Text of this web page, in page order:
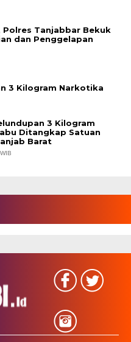
Polres Tanjabbar Bekuk
dan Penggelapan
3 Kilogram Narkotika
3 Kilogram
Ditangkap Satuan
Barat